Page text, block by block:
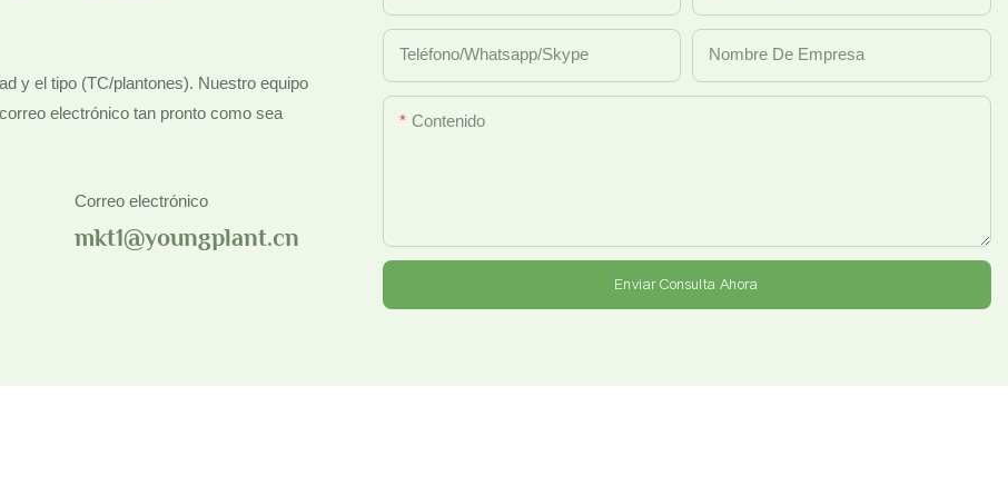
y el tipo (TC/plantones). Nuestro equipo
electrónico tan pronto como sea
Correo electrónico
mkt1@youngplant.cn
Teléfono/whatsapp/skype Nombre De Empresa
Contenido
Enviar Consulta Ahora